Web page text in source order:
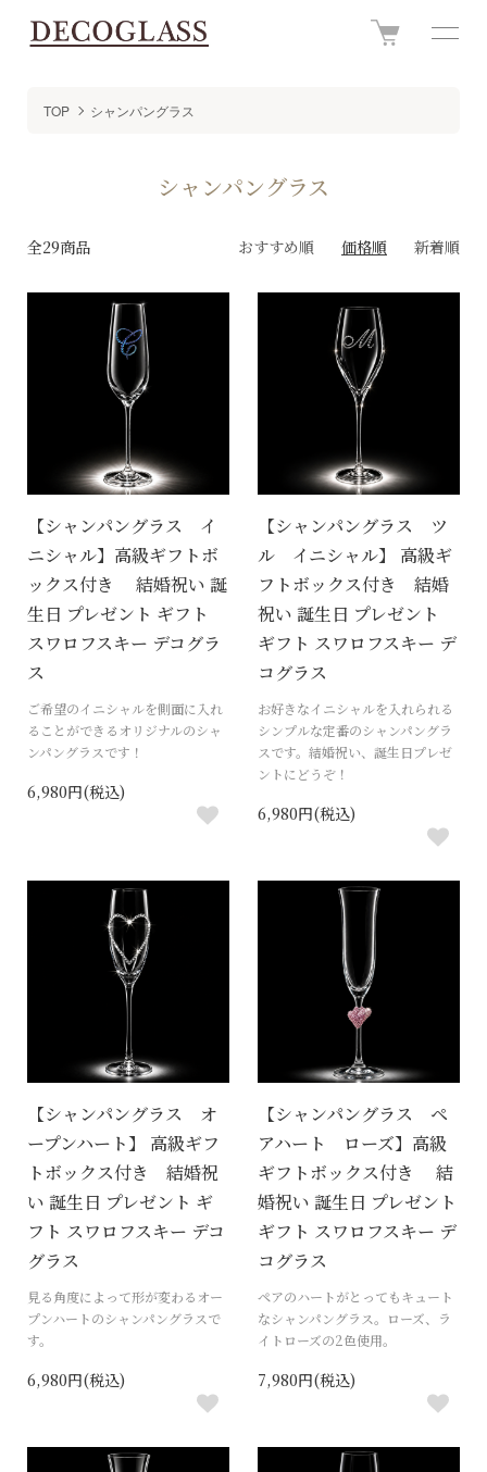
TOP シャンパングラス
シャンパングラス
全29商品 おすすめ順 価格順 新着順
【シャンパングラス イ
ニシャル】高級ギフトボ
ックス付き 結婚祝い 誕
生日 プレゼント ギフト
スワロフスキー デコグラ
ス
ご希望のイニシャルを側面に入れ
ることができるオリジナルのシャ
ンパングラスです！
6,980円(税込)
【シャンパングラス ツ
ル イニシャル】 高級ギ
フトボックス付き 結婚
祝い 誕生日 プレゼント
ギフト スワロフスキー デ
コグラス
お好きなイニシャルを入れられる
シンプルな定番のシャンパングラ
スです。結婚祝い、誕生日プレゼ
ントにどうぞ！
6,980円(税込)
【シャンパングラス オ
ープンハート】 高級ギフ
トボックス付き 結婚祝
い 誕生日 プレゼント ギ
フト スワロフスキー デコ
グラス
見る角度によって形が変わるオー
プンハートのシャンパングラスで
す。
6,980円(税込)
【シャンパングラス ペ
アハート ローズ】高級
ギフトボックス付き 結
婚祝い 誕生日 プレゼント
ギフト スワロフスキー デ
コグラス
ペアのハートがとってもキュート
なシャンパングラス。ローズ、ラ
イトローズの2色使用。
7,980円(税込)